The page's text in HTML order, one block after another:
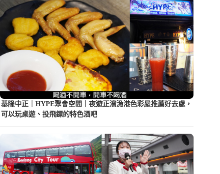
基隆中正｜HYPE聚會空間｜夜遊正濱漁港色彩屋推薦好去處，
可以玩桌遊、投飛鏢的特色酒吧